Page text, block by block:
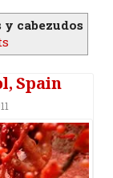
cabezudos
Spain